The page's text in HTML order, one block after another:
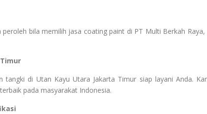
bila memilih jasa coating paint di PT Multi Berkah Raya,
di Utan Kayu Utara Jakarta Timur siap layani Anda.
pada masyarakat Indonesia.